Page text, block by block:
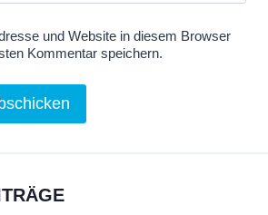
und Website in diesem Browser
Kommentar speichern.